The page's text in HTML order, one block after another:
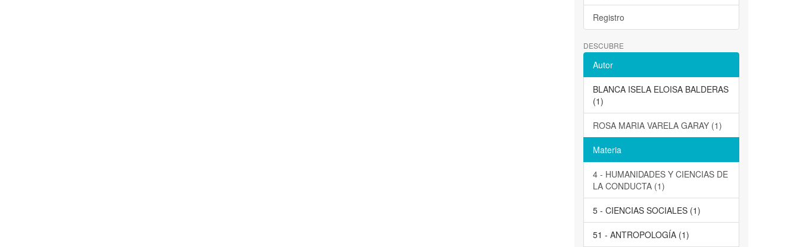
Registro
DESCUBRE
Autor
BLANCA ISELA ELOISA BALDERAS
(1)
ROSA MARIA VARELA GARAY (1)
Materia
4 - HUMANIDADES Y CIENCIAS DE
LA CONDUCTA (1)
5 - CIENCIAS SOCIALES (1)
51 - ANTROPOLOGÍA (1)